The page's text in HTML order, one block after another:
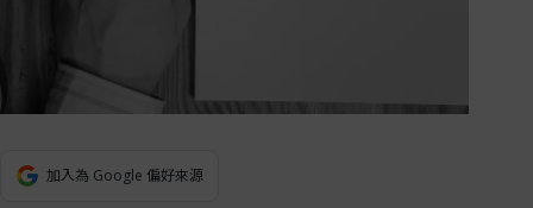
加入為 Google 偏好來源